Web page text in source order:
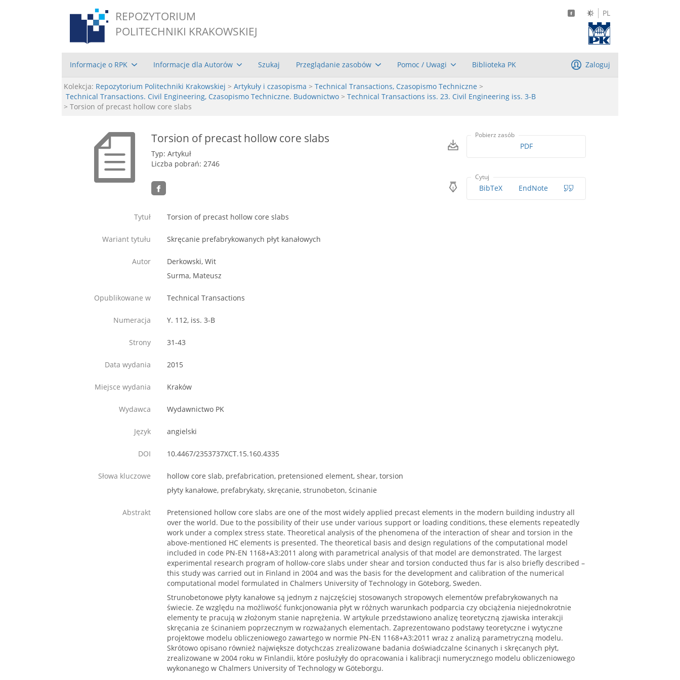
REPOZYTORIUM
POLITECHNIKI KRAKOWSKIEJ
PL
Informacje o RPK Informacje dla Autorów Szukaj Przeglądanie zasobów Pomoc / Uwagi Biblioteka PK Zaloguj
Kolekcja: Repozytorium Politechniki Krakowskiej > Artykuły i czasopisma > Technical Transactions, Czasopismo Techniczne >
Technical Transactions. Civil Engineering, Czasopismo Techniczne. Budownictwo > Technical Transactions iss. 23. Civil Engineering iss. 3-B
> Torsion of precast hollow core slabs
Torsion of precast hollow core slabs
Typ: Artykuł
Liczba pobrań: 2746
Pobierz zasób
PDF
Cytuj
BibTeX EndNote
Tytuł Torsion of precast hollow core slabs
Wariant tytułu Skręcanie prefabrykowanych płyt kanałowych
Autor
Derkowski, Wit
Surma, Mateusz
Opublikowane w Technical Transactions
Numeracja Y. 112, iss. 3-B
Strony 31-43
Data wydania 2015
Miejsce wydania Kraków
Wydawca Wydawnictwo PK
Język angielski
DOI 10.4467/2353737XCT.15.160.4335
Słowa kluczowe
hollow core slab, prefabrication, pretensioned element, shear, torsion
płyty kanałowe, prefabrykaty, skręcanie, strunobeton, ścinanie
Abstrakt
Pretensioned hollow core slabs are one of the most widely applied precast elements in the modern building industry all
over the world. Due to the possibility of their use under various support or loading conditions, these elements repeatedly
work under a complex stress state. Theoretical analysis of the phenomena of the interaction of shear and torsion in the
above-mentioned HC elements is presented. The theoretical basis and design regulations of the computational model
included in code PN-EN 1168+A3:2011 along with parametrical analysis of that model are demonstrated. The largest
experimental research program of hollow-core slabs under shear and torsion conducted thus far is also briefly described –
this study was carried out in Finland in 2004 and was the basis for the development and calibration of the numerical
computational model formulated in Chalmers University of Technology in Göteborg, Sweden.
Strunobetonowe płyty kanałowe są jednym z najczęściej stosowanych stropowych elementów prefabrykowanych na
świecie. Ze względu na możliwość funkcjonowania płyt w różnych warunkach podparcia czy obciążenia niejednokrotnie
elementy te pracują w złożonym stanie naprężenia. W artykule przedstawiono analizę teoretyczną zjawiska interakcji
skręcania ze ścinaniem poprzecznym w rozważanych elementach. Zaprezentowano podstawy teoretyczne i wytyczne
projektowe modelu obliczeniowego zawartego w normie PN-EN 1168+A3:2011 wraz z analizą parametryczną modelu.
Skrótowo opisano również największe dotychczas zrealizowane badania doświadczalne ścinanych i skręcanych płyt,
zrealizowane w 2004 roku w Finlandii, które posłużyły do opracowania i kalibracji numerycznego modelu obliczeniowego
wykonanego w Chalmers University of Technology w Göteborgu.